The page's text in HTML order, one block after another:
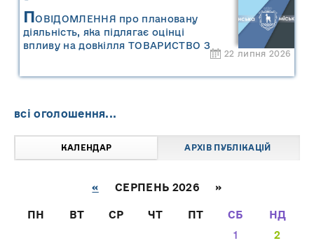
ПОВІДОМЛЕННЯ про плановану
діяльність, яка підлягає оцінці
впливу на довкілля ТОВАРИСТВО З
22 липня 2026
всі оголошення...
КАЛЕНДАР АРХІВ ПУБЛІКАЦІЙ
« СЕРПЕНЬ 2026 »
ПН ВТ СР ЧТ ПТ СБ
НД
1
2